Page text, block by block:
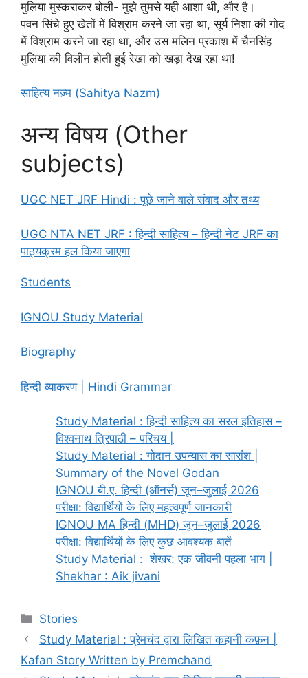
मुलिया मुस्कराकर बोली- मुझे तुमसे यही आशा थी, और है।
पवन सिंचे हुए खेतों में विश्राम करने जा रहा था, सूर्य निशा की गोद
में विश्राम करने जा रहा था, और उस मलिन प्रकाश में चैनसिंह
मुलिया की विलीन होती हुई रेखा को खड़ा देख रहा था!
साहित्य नज़्म (Sahitya Nazm)
अन्य विषय (Other
subjects)
UGC NET JRF Hindi : पूछे जाने वाले संवाद और तथ्य
UGC NTA NET JRF : हिन्दी साहित्य – हिन्दी नेट JRF का
पाठ्यक्रम हल किया जाएगा
Students
IGNOU Study Material
Biography
हिन्दी व्याकरण | Hindi Grammar
Study Material : हिन्दी साहित्य का सरल इतिहास –
विश्वनाथ त्रिपाठी – परिचय |
Study Material : गोदान उपन्यास का सारांश |
Summary of the Novel Godan
IGNOU बी.ए. हिन्दी (ऑनर्स) जून–जुलाई 2026
परीक्षा: विद्यार्थियों के लिए महत्वपूर्ण जानकारी
IGNOU MA हिन्दी (MHD) जून–जुलाई 2026
परीक्षा: विद्यार्थियों के लिए कुछ आवश्यक बातें
Study Material : शेखर: एक जीवनी पहला भाग |
Shekhar : Aik jivani
Stories
Study Material : प्रेमचंद द्वारा लिखित कहानी कफ़न |
Kafan Story Written by Premchand